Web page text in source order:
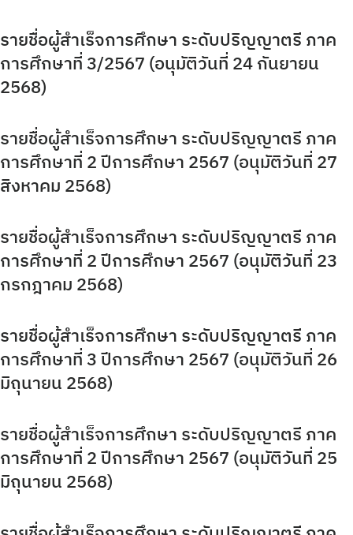
ระบบและสิ่งอำนวยความสะดวก สนับสนุนการศึกษา
รายงานจำนวนนักศึกษาต่างชาติ
รายงานจำนวนนักศึกษาปกติ
รายงานจำนวนนักศึกษาลูกคนแรก
รายงานจำนวนผู้สำเร็จการศึกษา
รายชื่อผู้สำเร็จการศึกษา
สรุปองค์ความรู้กิจกรรมสนับสนุนด้านวิชาการ
สหกิจศึกษาฯ (CWIE)
สายตรงผู้อำนวยการ
สาระน่ารู้สำหรับนักศึกษา
for:
รายชื่อผู้สำเร็จการศึกษา ระดับปริญญาตรี ภาค
การศึกษาที่ 3/2567 (อนุมัติวันที่ 24 กันยายน
2568)
รายชื่อผู้สำเร็จการศึกษา ระดับปริญญาตรี ภาค
การศึกษาที่ 2 ปีการศึกษา 2567 (อนุมัติวันที่ 27
สิงหาคม 2568)
รายชื่อผู้สำเร็จการศึกษา ระดับปริญญาตรี ภาค
การศึกษาที่ 2 ปีการศึกษา 2567 (อนุมัติวันที่ 23
กรกฎาคม 2568)
รายชื่อผู้สำเร็จการศึกษา ระดับปริญญาตรี ภาค
การศึกษาที่ 3 ปีการศึกษา 2567 (อนุมัติวันที่ 26
มิถุนายน 2568)
รายชื่อผู้สำเร็จการศึกษา ระดับปริญญาตรี ภาค
การศึกษาที่ 2 ปีการศึกษา 2567 (อนุมัติวันที่ 25
มิถุนายน 2568)